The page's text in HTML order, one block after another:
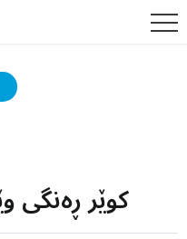
کوێر ڕەنگی